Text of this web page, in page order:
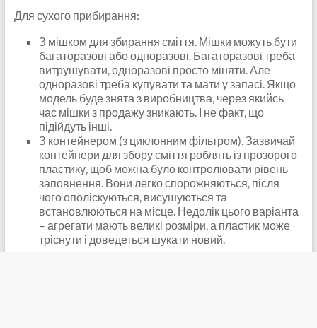
Для сухого прибирання:
З мішком для збирання сміття. Мішки можуть бути
багаторазові або одноразові. Багаторазові треба
витрушувати, одноразові просто міняти. Але
одноразові треба купувати та мати у запасі. Якщо
модель буде знята з виробництва, через якийсь
час мішки з продажу зникають. І не факт, що
підійдуть інші.
З контейнером (з циклонним фільтром). Зазвичай
контейнери для збору сміття роблять із прозорого
пластику, щоб можна було контролювати рівень
заповнення. Вони легко спорожняються, після
чого ополіскуються, висушуються та
встановлюються на місце. Недолік цього варіанта
– агрегати мають великі розміри, а пластик може
тріснути і доведеться шукати новий.